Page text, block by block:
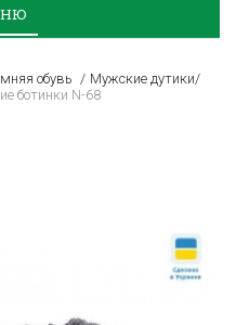
обувь
Мужские дутики/
ботинки N-68